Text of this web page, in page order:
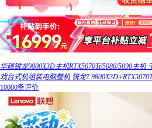
华硕锐龙9800X3D主机RTX5070Ti/5080/5090主
戏台式机组装电脑整机 锐龙7
10000条评价